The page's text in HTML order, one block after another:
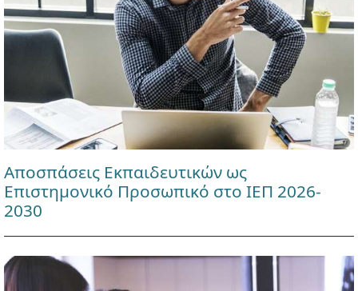
Αποσπάσεις Εκπαιδευτικών ως
Επιστημονικό Προσωπικό στο ΙΕΠ 2026-
2030